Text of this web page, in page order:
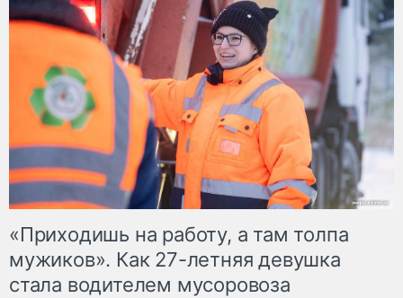
«Приходишь на работу, а там толпа
мужиков». Как 27-летняя девушка
стала водителем мусоровоза